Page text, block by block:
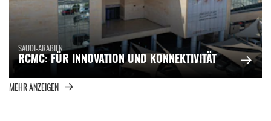
SAUDI-ARABIEN
RCMC: FÜR INNOVATION UND KONNEKTIVITÄT
MEHR ANZEIGEN